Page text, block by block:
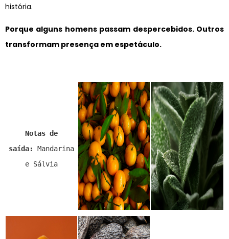
história.
Porque alguns homens passam despercebidos. Outros
transformam presença em espetáculo.
Notas de
saída: Mandarina
e Sálvia